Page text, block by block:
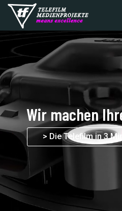
Wir machen
> Die Telefilm in 3